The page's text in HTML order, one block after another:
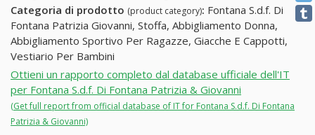
Categoria di prodotto (product category): Fontana S.d.f. Di
Fontana Patrizia Giovanni, Stoffa, Abbigliamento Donna,
Abbigliamento Sportivo Per Ragazze, Giacche E Cappotti,
Vestiario Per Bambini
Ottieni un rapporto completo dal database ufficiale dell'IT
per Fontana S.d.f. Di Fontana Patrizia & Giovanni
(Get full report from official database of IT for Fontana S.d.f. Di Fontana
Patrizia & Giovanni)